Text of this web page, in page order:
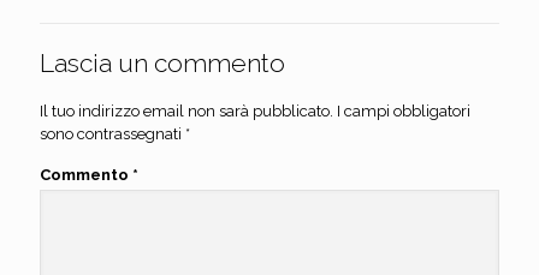
Lascia un commento
Il tuo indirizzo email non sarà pubblicato. I campi obbligatori
sono contrassegnati *
Commento *